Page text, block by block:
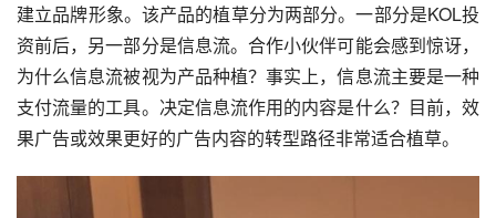
建立品牌形象。该产品的植草分为两部分。一部分是KOL投
资前后，另一部分是信息流。合作小伙伴可能会感到惊讶，
为什么信息流被视为产品种植？事实上，信息流主要是一种
支付流量的工具。决定信息流作用的内容是什么？目前，效
果广告或效果更好的广告内容的转型路径非常适合植草。